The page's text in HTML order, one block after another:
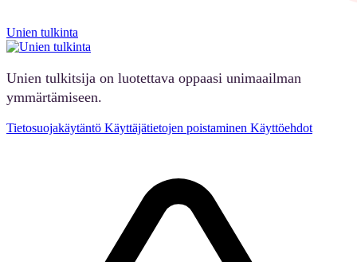
Unien tulkinta
Unien tulkitsija on luotettava oppaasi unimaailman
ymmärtämiseen.
Tietosuojakäytäntö Käyttäjätietojen poistaminen Käyttöehdot